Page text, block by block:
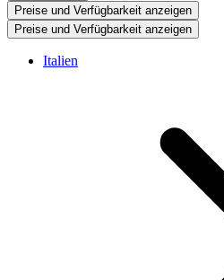
Preise und Verfügbarkeit anzeigen
Preise und Verfügbarkeit anzeigen
Italien